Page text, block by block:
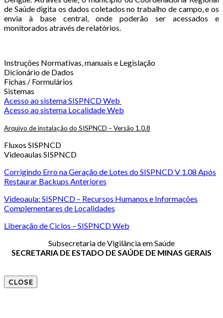
de Saúde digita os dados coletados no trabalho de campo, e os
envia à base central, onde poderão ser acessados e
monitorados através de relatórios.
Instruções Normativas, manuais e Legislação
Dicionário de Dados
Fichas / Formulários
Sistemas
Acesso ao sistema SISPNCD Web
Acesso ao sistema Localidade Web
Arquivo de instalação do SISPNCD – Versão 1.0.8
Fluxos SISPNCD
Videoaulas SISPNCD
Corrigindo Erro na Geração de Lotes do SISPNCD V 1.08 Após
Restaurar Backups Anteriores
Videoaula: SISPNCD – Recursos Humanos e Informações
Complementares de Localidades
Liberação de Ciclos – SISPNCD Web
Subsecretaria de Vigilância em Saúde
SECRETARIA DE ESTADO DE SAÚDE DE MINAS GERAIS
CLOSE